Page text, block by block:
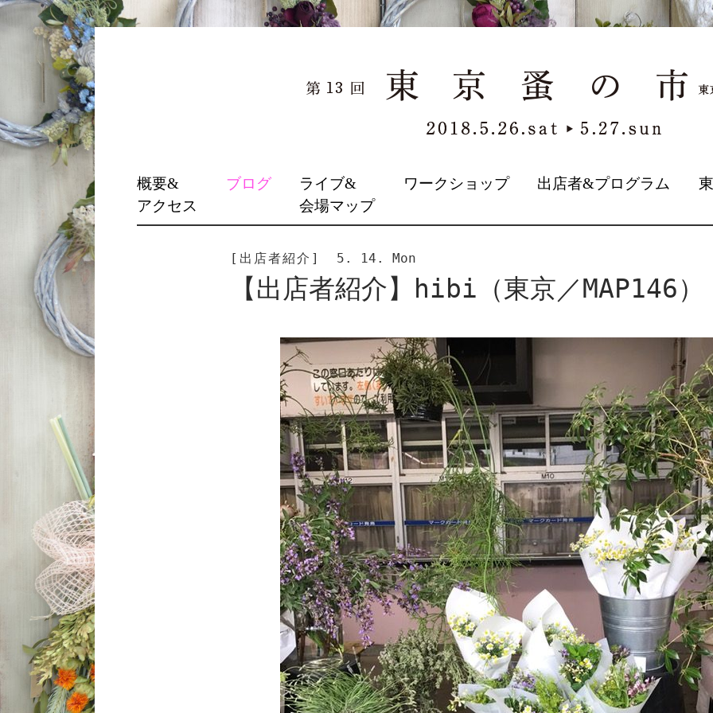
TO
CONTENT
概要&
アクセス
ブログ
ライブ&
会場マップ
ワークショップ 出店者&プログラム
[出店者紹介] 5. 14. Mon
【出店者紹介】hibi（東京／MAP146）